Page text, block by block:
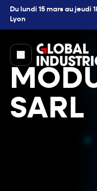
Du lundi 15 mars au jeudi
Lyon
page.home
SARL